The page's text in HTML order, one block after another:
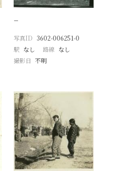
−
写真ID 3602-006251-0
駅 なし 路線 なし
撮影日 不明